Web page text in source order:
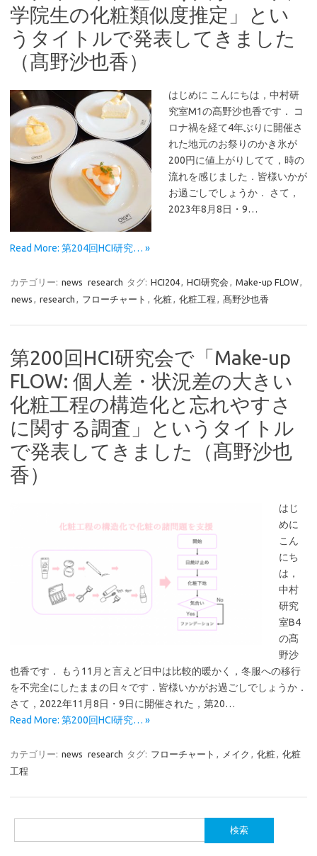
学院生の化粧類似度推定」とい
うタイトルで発表してきました
（髙野沙也香）
はじめに こんにちは，中村研
究室M1の髙野沙也香です． コ
ロナ禍を経て4年ぶりに開催さ
れた地元のお祭りのかき氷が
200円に値上がりしてて，時の
流れを感じました．皆様いかが
お過ごしでしょうか． さて，
2023年8月8日・9…
Read More: 第204回HCI研究… »
カテゴリー: news research タグ: HCI204, HCI研究会 , Make-up FLOW,
news , research , フローチャート , 化粧, 化粧工程 , 髙野沙也香
第200回HCI研究会で「Make-up
FLOW: 個人差・状況差の大きい
化粧工程の構造化と忘れやすさ
に関する調査」というタイトル
で発表してきました（髙野沙也
香）
はじ
めに
こん
にち
は，
中村
研究
室B4
の髙
野沙
也香です． もう11月と言えど日中は比較的暖かく，冬服への移行
を不完全にしたままの日々です．皆様いかがお過ごしでしょうか．
さて，2022年11月8日・9日に開催された，第20…
Read More: 第200回HCI研究… »
カテゴリー: news research タグ: フローチャート , メイク , 化粧, 化粧
工程
索: